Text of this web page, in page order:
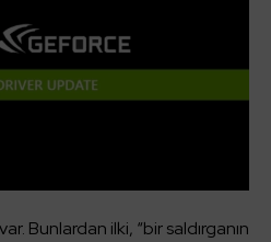
Bunlardan ilki, “bir saldırganın